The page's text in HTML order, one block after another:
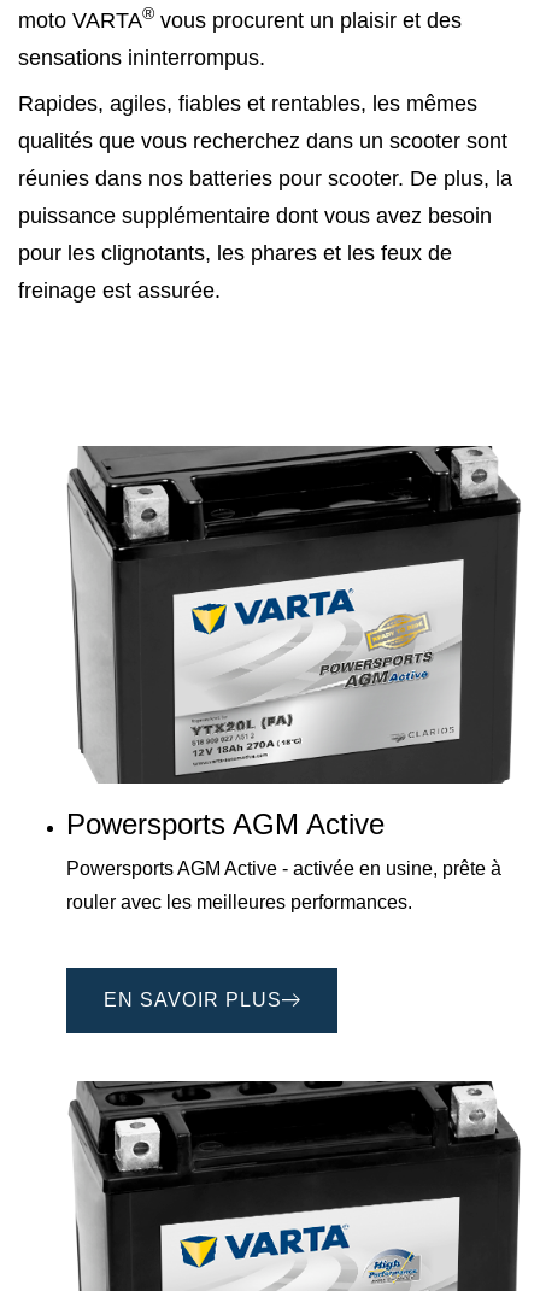
moto VARTA® vous procurent un plaisir et des
sensations ininterrompus.
Rapides, agiles, fiables et rentables, les mêmes
qualités que vous recherchez dans un scooter sont
réunies dans nos batteries pour scooter. De plus, la
puissance supplémentaire dont vous avez besoin
pour les clignotants, les phares et les feux de
freinage est assurée.
Powersports AGM Active
Powersports AGM Active - activée en usine, prête à
rouler avec les meilleures performances.
EN SAVOIR PLUS